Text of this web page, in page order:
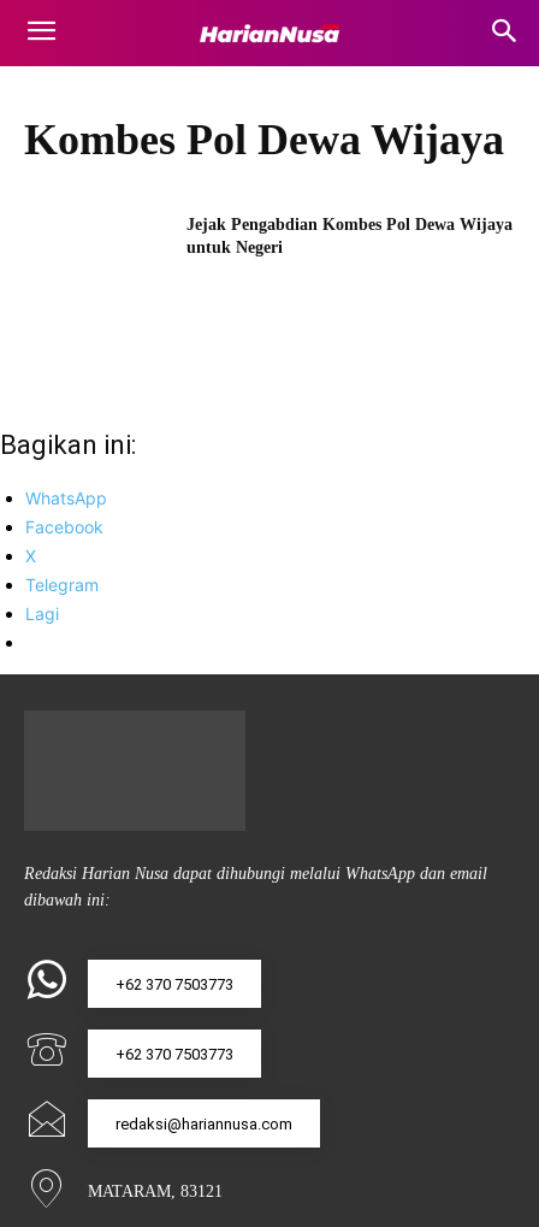
Kombes Pol Dewa Wijaya
Jejak Pengabdian Kombes Pol Dewa Wijaya
untuk Negeri
Bagikan ini:
WhatsApp
Facebook
X
Telegram
Lagi
Redaksi Harian Nusa dapat dihubungi melalui WhatsApp dan email
dibawah ini:
+62 370 7503773
+62 370 7503773
redaksi@hariannusa.com
MATARAM, 83121